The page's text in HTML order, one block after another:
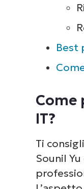
Best
Come
IT?
Ti
Sounil